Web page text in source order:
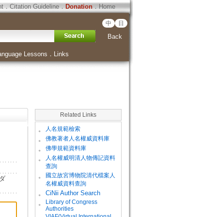
．Citation Guideline．Donation．Home
中 日
Back
Lessons ． Links
Related Links
。 人名規範檢索
。 佛教著者人名權威資料庫
。 佛學規範資料庫
。
人名權威明清人物傳記資料
查詢
。
國立故宮博物院清代檔案人
名權威資料查詢
。
CiNii Author Search
。
Library of Congress
Authorities